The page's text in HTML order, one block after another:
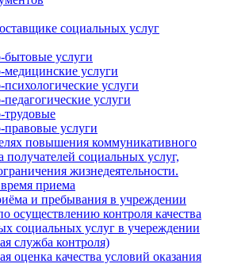
социальных услуг
услуги
услуги
услуги
услуги
трудовые
услуги
повышения коммуникативного
получателей социальных услуг,
жизнедеятельности.
приема
и пребывания в учреждении
осуществлению контроля качества
социальных услуг в учереждении
служба контроля)
оценка качества условий оказания